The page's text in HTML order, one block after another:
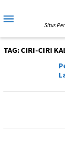
ke
Mobile
Situs
TAG: CIRI-CIRI